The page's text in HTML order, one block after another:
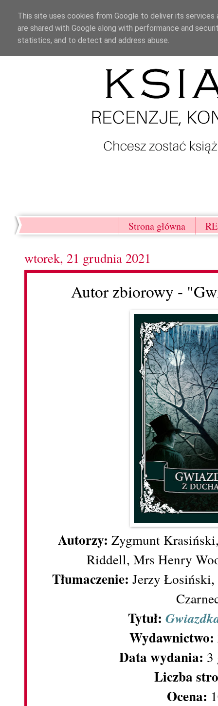
Strona główna
wtorek, 21 grudnia 2021
Autor zbiorowy -
Autorzy:Zygmunt
Riddell, Mrs Henry
Tłumaczenie: Jerzy
Tytuł:
Wydawnictwo:
Data wydania: 3
Liczba
Ocena:
This site uses cookies from Google to deliver its
are shared with Google along with performance and
statistics, and to detect and address abuse.